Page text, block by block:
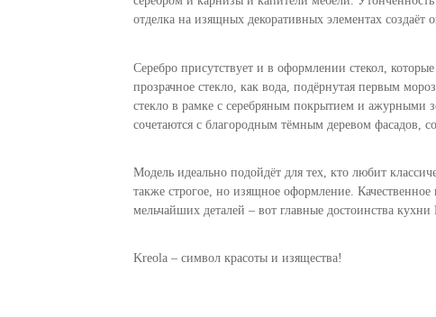
отделка на изящных декоративных элементах
Серебро присутствует и в оформлении стекол,
прозрачное стекло, как вода, подёрнутая первым
стекло в рамке с серебряным покрытием и ажурными
сочетаются с благородным тёмным деревом фасадов,
Модель идеально подойдёт для тех, кто любит
также строгое, но изящное оформление.
мельчайших деталей – вот главные достоинства кухни
Kreola – символ красоты и изящества!